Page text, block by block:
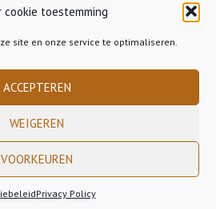
cookie toestemming
site en onze service te optimaliseren.
ACCEPTEREN
WEIGEREN
VOORKEUREN
Privacy Policy
naar België vanaf €85,00